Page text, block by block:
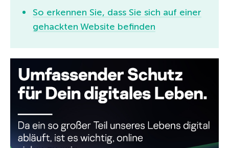
So erkennen Sie, dass Sie sich auf einer
gehackten Website befinden